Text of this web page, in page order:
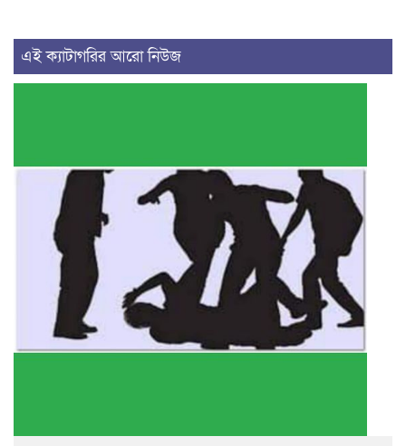
এই ক্যাটাগরির আরো নিউজ